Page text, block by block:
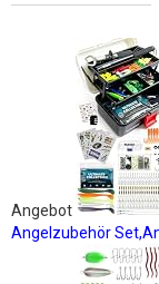
Angebot
Angelzubehör